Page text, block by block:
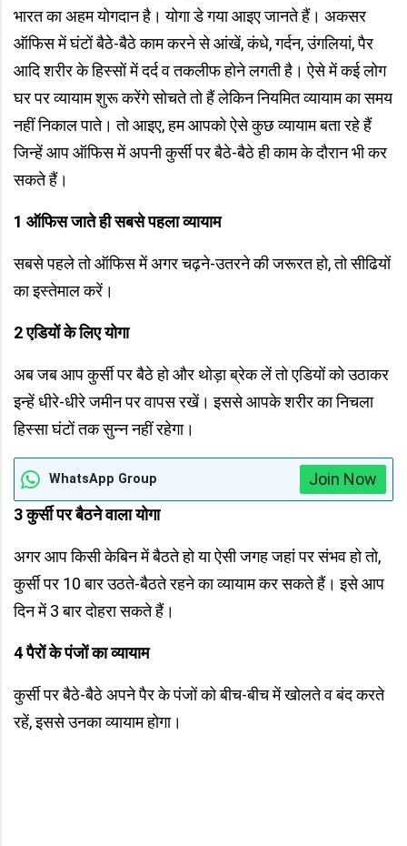
भारत का अहम योगदान है। योगा डे गया आइए जानते हैं। अकसर
ऑफिस में घंटों बैठे-बैठे काम करने से आंखें, कंधे, गर्दन, उंगलियां, पैर
आदि शरीर के हिस्सों में दर्द व तकलीफ होने लगती है। ऐसे में कई लोग
घर पर व्यायाम शुरू करेंगे सोचते तो हैं लेकिन नियमित व्यायाम का समय
नहीं निकाल पाते। तो आइए, हम आपको ऐसे कुछ व्यायाम बता रहे हैं
जिन्हें आप ऑफिस में अपनी कुर्सी पर बैठे-बैठे ही काम के दौरान भी कर
सकते हैं।
1 ऑफिस जाते ही सबसे पहला व्यायाम
सबसे पहले तो ऑफिस में अगर चढ़ने-उतरने की जरूरत हो, तो सीढियों
का इस्तेमाल करें।
2एडियों के लिए योगा
अब जब आप कुर्सी पर बैठे हो और थोड़ा ब्रेक लें तो एडियों को उठाकर
इन्हें धीरे-धीरे जमीन पर वापस रखें। इससे आपके शरीर का निचला
हिस्सा घंटों तक सुन्न नहीं रहेगा।
WhatsApp Group
Join Now
3कुर्सी पर बैठने वाला योगा
अगर आप किसी केबिन में बैठते हो या ऐसी जगह जहां पर संभव हो तो,
कुर्सी पर 10 बार उठते-बैठते रहने का व्यायाम कर सकते हैं। इसे आप
दिन में 3 बार दोहरा सकते हैं।
4पैरों के पंजों का व्यायाम
कुर्सी पर बैठे-बैठे अपने पैर के पंजों को बीच-बीच में खोलते व बंद करते
रहें, इससे उनका व्यायाम होगा।